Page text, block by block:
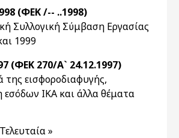
(ΦΕΚ /-- ..1998)
Συλλογική Σύμβαση Εργασίας
1999
(ΦΕΚ 270/Α` 24.12.1997)
εισφοροδιαφυγής,
εσόδων ΙΚΑ και άλλα θέματα
page
Last page
Τελευταία »